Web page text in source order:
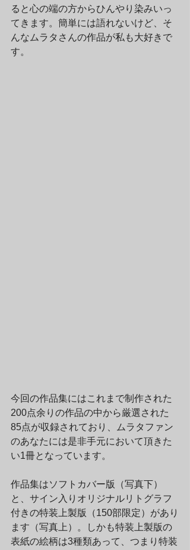
ると心の端の方からひんやり染みいっ
てきます。簡単には語れないけど、そ
んなムラタさんの作品が私も大好きで
す。
今回の作品集にはこれまで制作された
200点余りの作品の中から厳選された
85点が収録されており、ムラタファン
のあなたには是非手元において頂きた
い1冊となっています。
作品集はソフトカバー版（写真下）
と、サイン入りオリジナルリトグラフ
付きの特装上製版（150部限定）があり
ます（写真上）。しかも特装上製版の
表紙の絵柄は3種類あって、つまり特装